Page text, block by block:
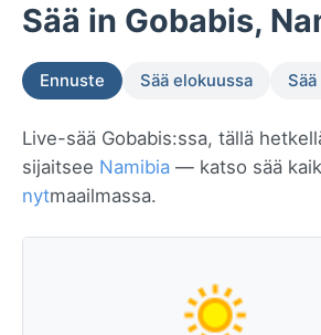
Sää in Gobabis,
Ennuste Sää elokuussa
Live-sää Gobabis:ssa, tällä
sijaitsee Namibia — katso sää
nytmaailmassa.